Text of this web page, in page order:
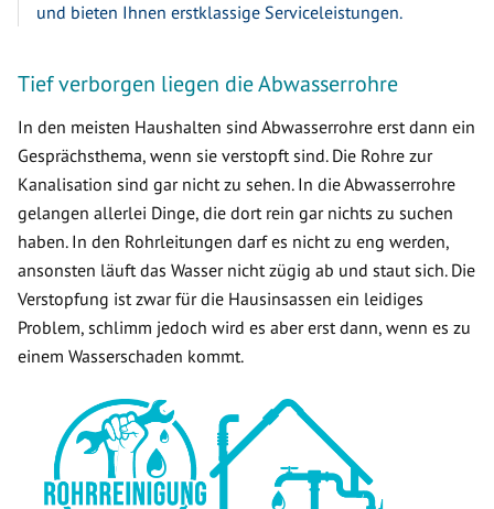
und bieten Ihnen erstklassige Serviceleistungen.
Tief verborgen liegen die Abwasserrohre
In den meisten Haushalten sind Abwasserrohre erst dann ein
Gesprächsthema, wenn sie verstopft sind. Die Rohre zur
Kanalisation sind gar nicht zu sehen. In die Abwasserrohre
gelangen allerlei Dinge, die dort rein gar nichts zu suchen
haben. In den Rohrleitungen darf es nicht zu eng werden,
ansonsten läuft das Wasser nicht zügig ab und staut sich. Die
Verstopfung ist zwar für die Hausinsassen ein leidiges
Problem, schlimm jedoch wird es aber erst dann, wenn es zu
einem Wasserschaden kommt.